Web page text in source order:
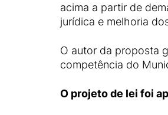
acima a partir de
jurídica e melhoria
O autor da proposta
competência do
O projeto de lei foi